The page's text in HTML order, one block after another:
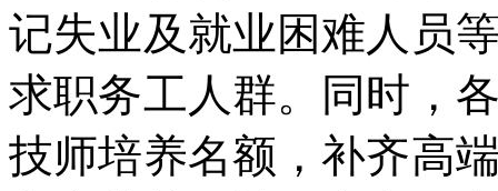
记失业及就业困难人员
求职务工人群。同时，
技师培养名额，补齐高